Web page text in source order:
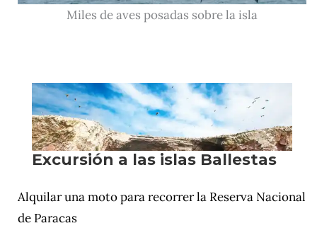
Miles de aves posadas sobre la isla
Alquilar una moto para recorrer la Reserva Nacional
de Paracas